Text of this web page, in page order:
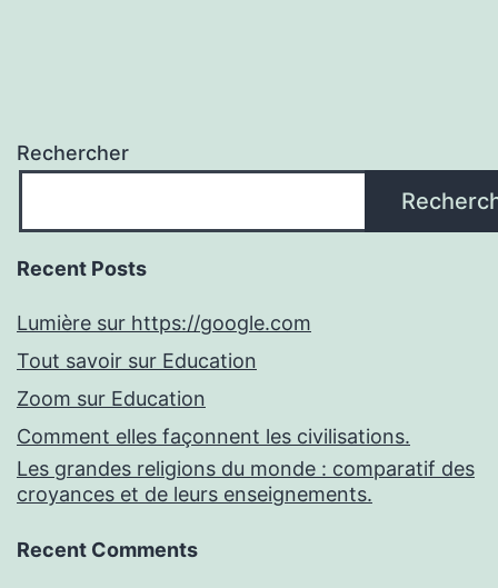
Rechercher
Recent Posts
Lumière sur https://google.com
Tout savoir sur Education
Zoom sur Education
Comment elles façonnent les civilisations.
Les grandes religions du monde : comparatif des
croyances et de leurs enseignements.
Recent Comments